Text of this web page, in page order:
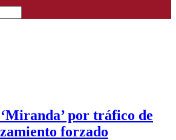
por tráfico de
forzado